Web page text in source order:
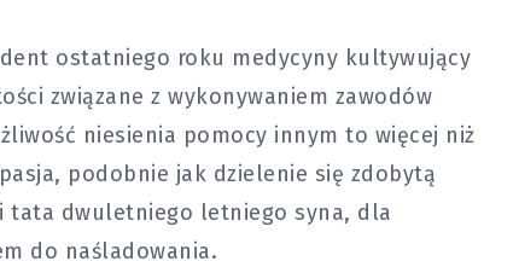
ostatniego roku medycyny kultywujący
związane z wykonywaniem zawodów
niesienia pomocy innym to więcej niż
podobnie jak dzielenie się zdobytą
tata dwuletniego letniego syna, dla
do naśladowania.